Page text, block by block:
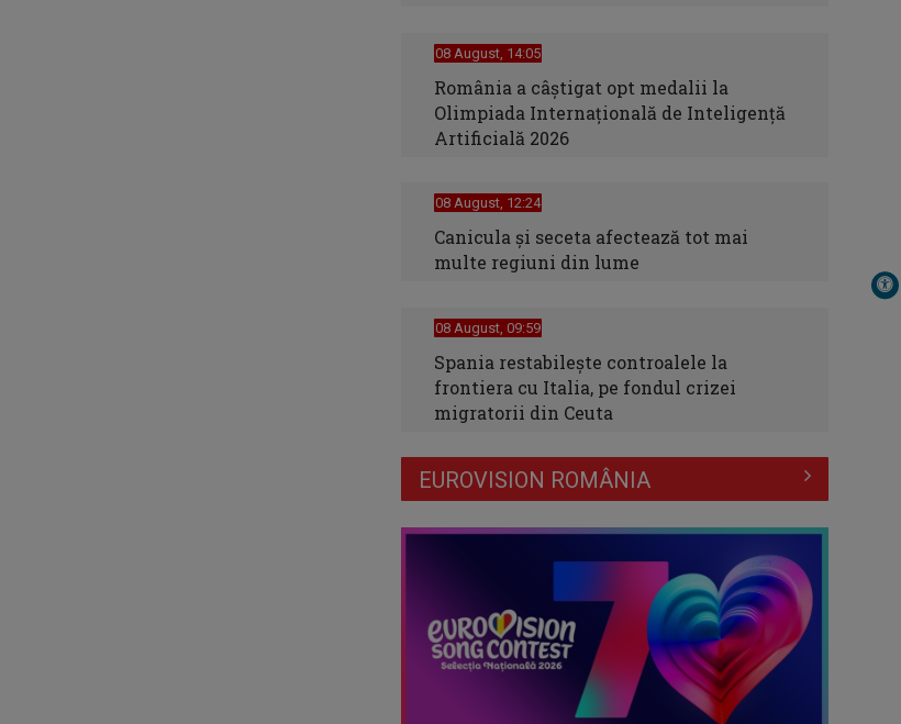
08 August, 14:05
România a câștigat opt medalii la
Olimpiada Internațională de Inteligență
Artificială 2026
08 August, 12:24
Canicula şi seceta afectează tot mai
multe regiuni din lume
08 August, 09:59
Spania restabileşte controalele la
frontiera cu Italia, pe fondul crizei
migratorii din Ceuta
EUROVISION ROMÂNIA